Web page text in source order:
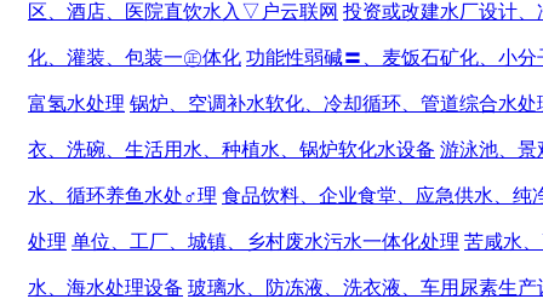
区、酒店、医院直饮水入▽户云联网 投资或改建水厂设计、
化、灌装、包装一㊣体化 功能性弱碱〓、麦饭石矿化、小分
富氢水处理 锅炉、空调补水软化、冷却循环、管道综合水处
衣、洗碗、生活用水、种植水、锅炉软化水设备 游泳池、景
水、循环养鱼水处♂理 食品饮料、企业食堂、应急供水、纯
处理 单位、工厂、城镇、乡村废水污水一体化处理 苦咸水
水、海水处理设备 玻璃水、防冻液、洗衣液、车用尿素生产